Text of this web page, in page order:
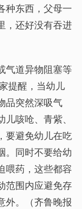
种东西，父母一
，还好没有吞进
气道异物阻塞等
提醒，当幼儿
品突然深吸气
咳呛、青紫、
要避免幼儿在吃
。同时不要给幼
喂药，这些都容
范围内应避免存
外。（齐鲁晚报